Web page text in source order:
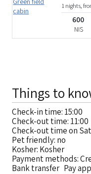
cabin
1 nights,
600
NIS
Things to
Check-in time: 15:00
Check-out time: 11:00
Pet friendly: no
Kosher: Kosher
Payment methods:
Bank transfer Pay